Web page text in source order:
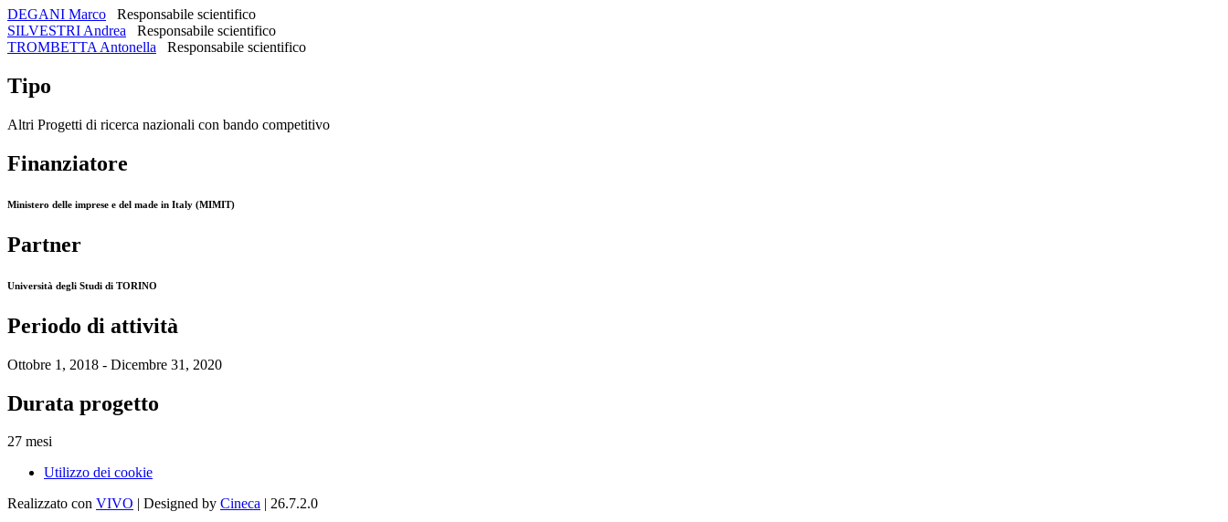
DEGANI Marco
Responsabile scientifico
SILVESTRI Andrea
Responsabile scientifico
TROMBETTA Antonella
Responsabile scientifico
Tipo
Altri Progetti di ricerca nazionali con bando competitivo
Finanziatore
Ministero delle imprese e del made in Italy (MIMIT)
Partner
Università degli Studi di TORINO
Periodo di attività
Ottobre 1, 2018 - Dicembre 31, 2020
Durata progetto
27 mesi
Utilizzo dei cookie
Realizzato con VIVO | Designed by Cineca | 26.7.2.0